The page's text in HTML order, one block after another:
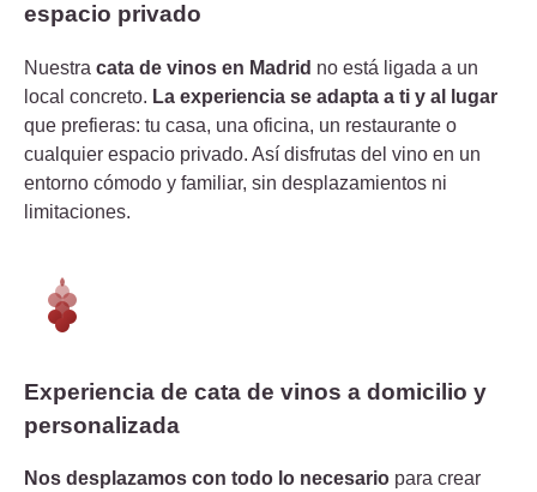
espacio privado
Nuestra cata de vinos en Madrid no está ligada a un
local concreto. La experiencia se adapta a ti y al lugar
que prefieras: tu casa, una oficina, un restaurante o
cualquier espacio privado. Así disfrutas del vino en un
entorno cómodo y familiar, sin desplazamientos ni
limitaciones.
Experiencia de cata de vinos a domicilio y
personalizada
Nos desplazamos con todo lo necesario para crear